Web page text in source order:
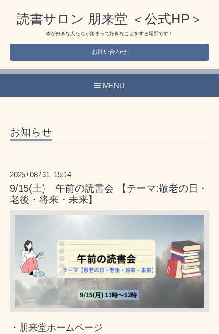
読書サロン 朋来堂 ＜公式HP＞
本が好きな人たちが集まって好きなことをする場所です！
お問い合わせ
MENU
お知らせ
2025 /08 /31 15:14
9/15(土) 午前の読書会 【テーマ:敬老の日・
老後・将来・未来】
・朋来堂ホームページ